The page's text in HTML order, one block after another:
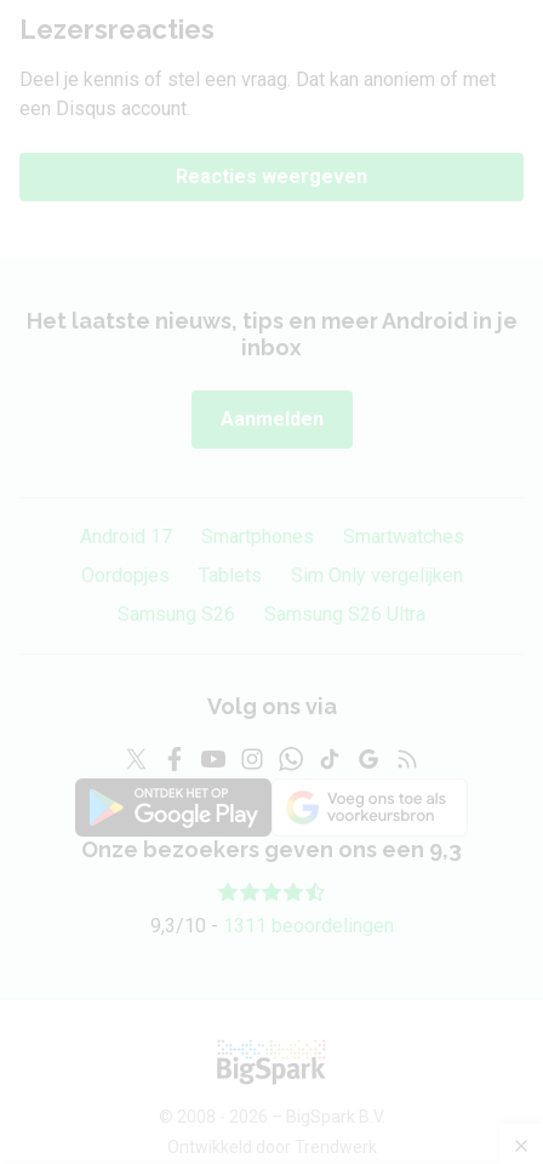
Lezersreacties
Deel je kennis of stel een vraag. Dat kan anoniem of met
een Disqus account.
Reacties weergeven
Het laatste nieuws, tips en meer Android in je
inbox
Aanmelden
Android 17 Smartphones
Smartwatches
Oordopjes
Tablets
Sim Only vergelijken
Samsung S26
Samsung S26 Ultra
Volg ons via
Onze bezoekers geven ons een 9,3
9,3/10 - 1311 beoordelingen